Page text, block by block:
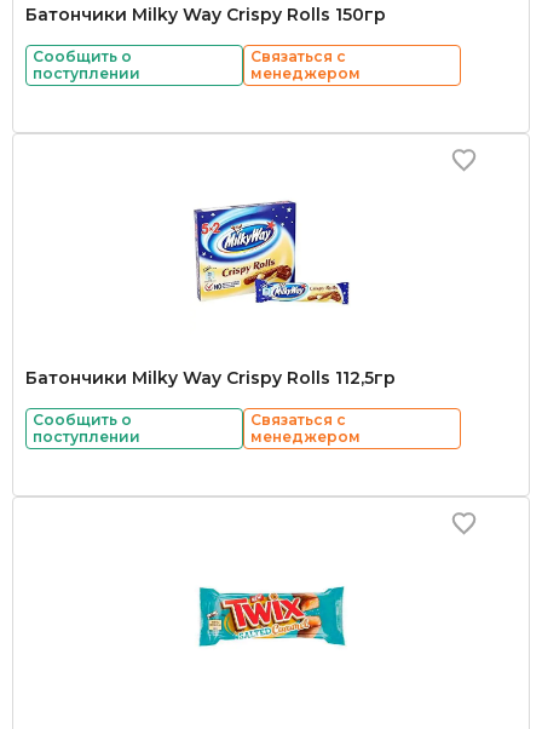
Батончики Milky Way Crispy Rolls 150гр
Сообщить о
поступлении
Связаться с
менеджером
Батончики Milky Way Crispy Rolls 112,5гр
Сообщить о
поступлении
Связаться с
менеджером